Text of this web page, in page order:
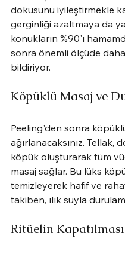
dokusunu iyileştirmekle
gerginliği azaltmaya da
konukların %90'ı
sonra önemli ölçüde
bildiriyor.
Köpüklü Masaj ve
Peeling'den sonra
ağırlanacaksınız.
köpük oluşturarak tüm
masaj sağlar. Bu lüks
temizleyerek hafif ve
takiben, ılık suyla
Ritüelin Kapatılması